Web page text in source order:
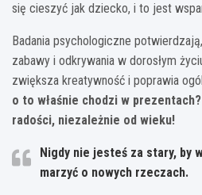
się cieszyć jak dziecko, i to jest
Badania psychologiczne
zabawy i odkrywania w dorosłym
zwiększa kreatywność i poprawia
o to właśnie chodzi w
radości, niezależnie od wieku!
Nigdy nie jesteś za stary, by
marzyć o nowych rzeczach.